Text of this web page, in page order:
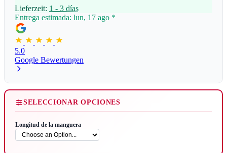
Lieferzeit: 1 - 3 días
Entrega estimada: lun, 17 ago *
5.0
Google Bewertungen
SELECCIONAR OPCIONES
Longitud de la manguera